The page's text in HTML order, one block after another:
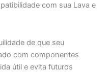
com sua Lava e
de que seu
com componentes
útil e evita futuros